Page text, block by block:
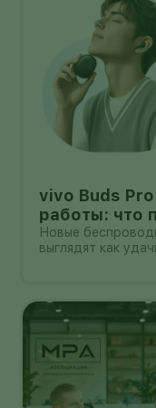
vivo Buds
работы: что
покупкой в
Новые
выглядят как